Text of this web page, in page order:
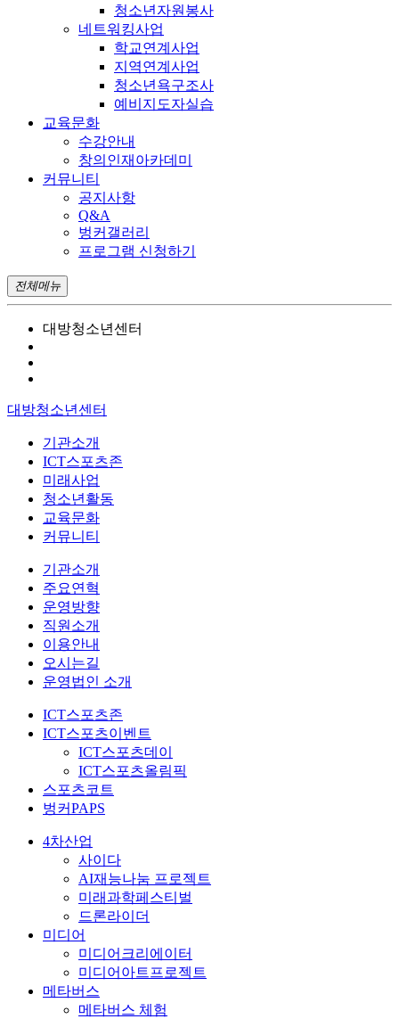
청소년자원봉사
네트워킹사업
학교연계사업
지역연계사업
청소년욕구조사
예비지도자실습
교육문화
수강안내
창의인재아카데미
커뮤니티
공지사항
Q&A
벙커갤러리
프로그램 신청하기
전체메뉴
대방청소년센터
대방청소년센터
기관소개
ICT스포츠존
미래사업
청소년활동
교육문화
커뮤니티
기관소개
주요연혁
운영방향
직원소개
이용안내
오시는길
운영법인 소개
ICT스포츠존
ICT스포츠이벤트
ICT스포츠데이
ICT스포츠올림픽
스포츠코트
벙커PAPS
4차산업
사이다
AI재능나눔 프로젝트
미래과학페스티벌
드론라이더
미디어
미디어크리에이터
미디어아트프로젝트
메타버스
메타버스 체험